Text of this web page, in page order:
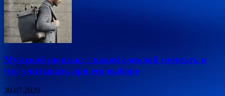
Мужской рюкзак: с какой одеждой сочетать и
что учитывать при его выборе
30.07.2020